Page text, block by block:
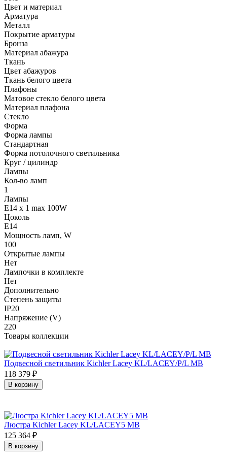
Цвет и материал
Арматура
Металл
Покрытие арматуры
Бронза
Материал абажура
Ткань
Цвет абажуров
Ткань белого цвета
Плафоны
Матовое стекло белого цвета
Материал плафона
Стекло
Форма
Форма лампы
Стандартная
Форма потолочного светильника
Круг / цилиндр
Лампы
Кол-во ламп
1
Лампы
E14 x 1 max 100W
Цоколь
E14
Мощность ламп, W
100
Открытые лампы
Нет
Лампочки в комплекте
Нет
Дополнительно
Степень защиты
IP20
Напряжение (V)
220
Товары коллекции
Подвесной светильник Kichler Lacey KL/LACEY/P/L MB
118 379 ₽
В корзину
Люстра Kichler Lacey KL/LACEY5 MB
125 364 ₽
В корзину